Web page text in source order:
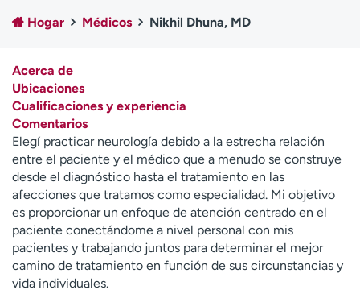
Empleados
Profesionales
comunicación
Contáctenos Noticias e historias
A
y
ú
d
a
m
e
a
e
Hogar Médicos Nikhil Dhuna, MD
Acerca de
Ubicaciones
Cualificaciones y experiencia
Comentarios
Elegí practicar neurología debido a la estrecha relación
entre el paciente y el médico que a menudo se construye
desde el diagnóstico hasta el tratamiento en las
afecciones que tratamos como especialidad. Mi objetivo
es proporcionar un enfoque de atención centrado en el
paciente conectándome a nivel personal con mis
pacientes y trabajando juntos para determinar el mejor
camino de tratamiento en función de sus circunstancias y
vida individuales.